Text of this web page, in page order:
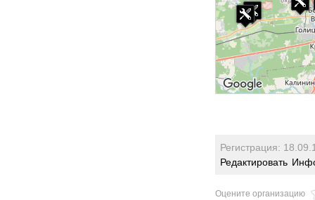
Регистрация:
Редактировать
Оцените организацию